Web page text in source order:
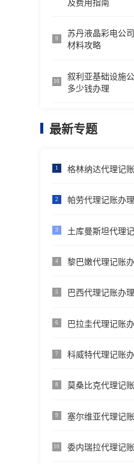
及费用指南
9
苏丹液晶彩电公
材料攻略
10
叙利亚基础设施
多少钱办理
最新专题
1 格林纳达代理记
2 帕劳代理记账办理
3 土库曼斯坦代理
4 黎巴嫩代理记账
5 巴西代理记账办理
6 巴拉圭代理记账
7 科威特代理记账
8 莫桑比克代理记
9 塞尔维亚代理记
10 委内瑞拉代理记